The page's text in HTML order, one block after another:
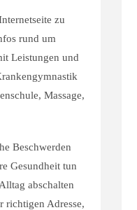
zu
rund um
Leistungen und
Massage,
Beschwerden
Gesundheit tun
abschalten
richtigen Adresse,